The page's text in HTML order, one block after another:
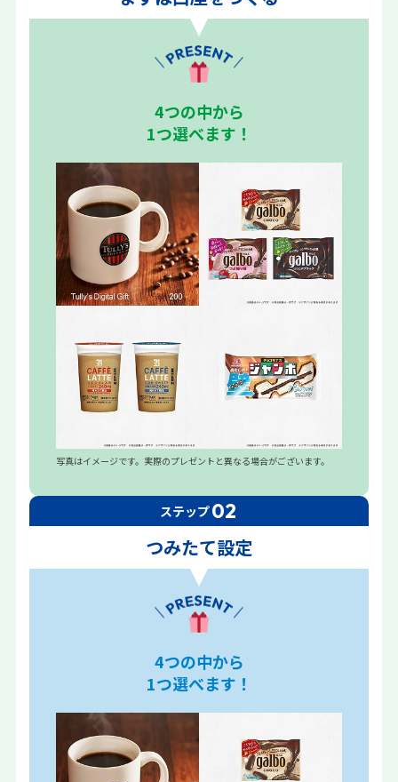
4つの中から
1つ選べます！
写真はイメージです。実際のプレゼントと異なる場合がございます。
ステップ02
つみたて設定
4つの中から
1つ選べます！